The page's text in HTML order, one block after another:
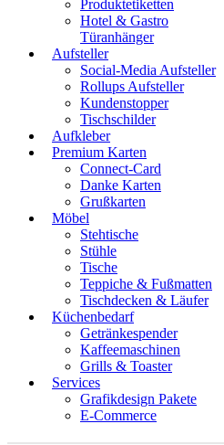
Produktetiketten
Hotel & Gastro
Türanhänger
Aufsteller
Social-Media Aufsteller
Rollups Aufsteller
Kundenstopper
Tischschilder
Aufkleber
Premium Karten
Connect-Card
Danke Karten
Grußkarten
Möbel
Stehtische
Stühle
Tische
Teppiche & Fußmatten
Tischdecken & Läufer
Küchenbedarf
Getränkespender
Kaffeemaschinen
Grills & Toaster
Services
Grafikdesign Pakete
E-Commerce